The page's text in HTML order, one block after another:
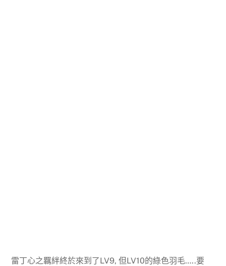
雷丁心之羈絆終於來到了LV9, 但LV10的綠色羽毛…..要